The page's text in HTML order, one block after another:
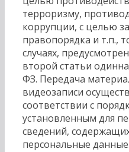
терроризму,
коррупции, с целью
правопорядка и т.п.,
случаях,
второй статьи
ФЗ. Передача
видеозаписи
соответствии с
установленным для
сведений,
персональные данные.